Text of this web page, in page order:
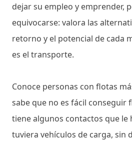
dejar su empleo y emprender,
equivocarse: valora las
retorno y el potencial de cada
es el transporte.
Conoce personas con flotas
sabe que no es fácil conseguir
tiene algunos contactos que le
tuviera vehículos de carga, sin